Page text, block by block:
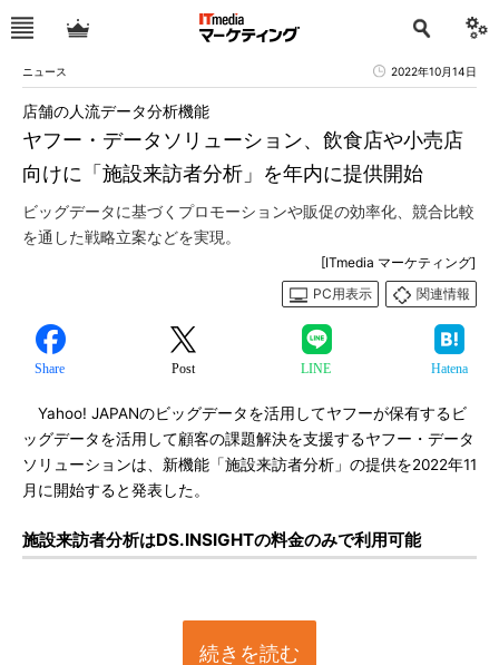
ニュース 2022年10月14日
ヤフー・データソリューション、飲食店や小売店
向けに「施設来訪者分析」を年内に提供開始
店舗の人流データ分析機能
ビッグデータに基づくプロモーションや販促の効率化、競合比較
を通した戦略立案などを実現。
[ITmedia マーケティング]
PC用表示
関連情報
Share Post LINE Hatena
Yahoo! JAPANのビッグデータを活用してヤフーが保有するビ
ッグデータを活用して顧客の課題解決を支援するヤフー・データ
ソリューションは、新機能「施設来訪者分析」の提供を2022年11
月に開始すると発表した。
施設来訪者分析はDS.INSIGHTの料金のみで利用可能
続きを読む